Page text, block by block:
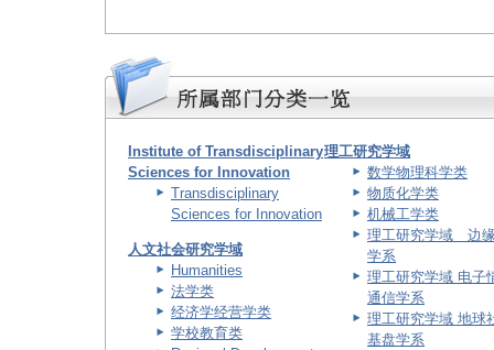
Institute of Transdisciplinary
Sciences for Innovation
Transdisciplinary
Sciences for Innovation
人文社会研究学域
Humanities
法学类
经济学经营学类
学校教育类
理工研究学域
数学物理科学类
物质化学类
机械工学类
理工研究学域 边
学系
理工研究学域 电子
通信学系
理工研究学域 地球
基盘学系